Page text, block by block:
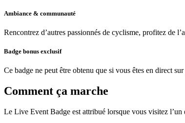
Ambiance & communauté
Rencontrez d’autres passionnés de cyclisme, profitez de
Badge bonus exclusif
Ce badge ne peut être obtenu que si vous êtes en direct
Comment ça marche
Le Live Event Badge est attribué lorsque vous visitez